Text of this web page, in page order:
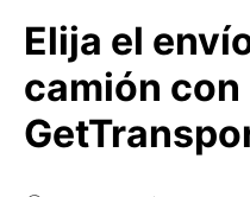
Elija el
camión con